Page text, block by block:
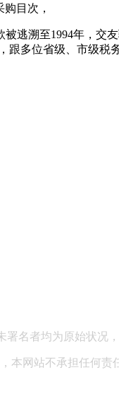
目次，
溯至1994年，交
多位省级、市级税
名者均为原始状况
本网站不承担任何责